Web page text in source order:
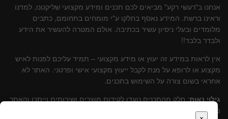
אנחנו ב"רעשי רקע" מביאים לכם תכנים ומידע מקצועי שליקטנו, למדנו
וראינו ברשת. המידע נאסף בחלקו ע"י מומחים בתחומם, כתבים
מלומדים ובעלי ניסיון עשיר בכתיבה. אולם המטרה להעשיר את הידע
ולבדר בלבד!!
אין לראות במידע זה יעוץ או מידע מקצועי – תמיד עליכם לפנות לאיש
מקצוע או לרופא על מנת לקבל ייעוץ מקצועי אישי ופרטני. האתר לא
אחראי בשום צורה על השימוש בתכנים.
גילוי נאות: חלק מהתכנים נועדו לקידום מוצרים ושירותים וייתכן והאתר
מקבל עליהם עמלות שונות. אולם, נבהיר, שתמיד עומדת מולנו טובתו